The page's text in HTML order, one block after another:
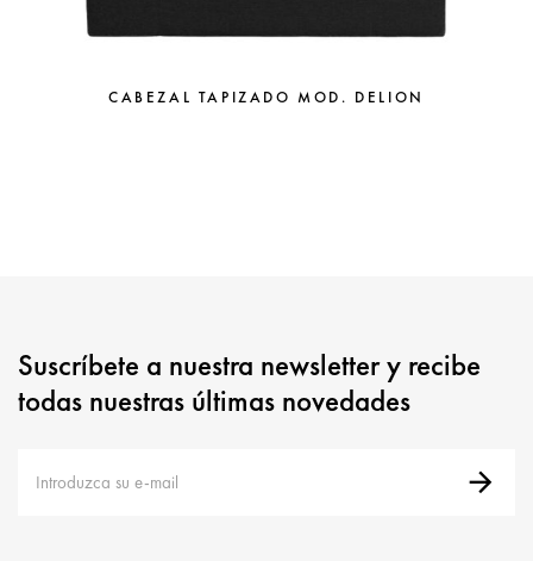
CABEZAL TAPIZADO MOD. DELION
Suscríbete a nuestra newsletter y recibe
todas nuestras últimas novedades